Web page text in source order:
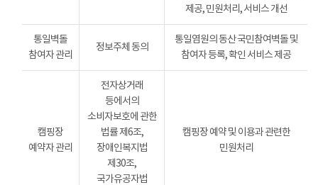
제공, 민원처리, 서비스 개선
통일벽돌
참여자 관리
정보주체 동의
통일염원의 동산 국민참여벽돌 및
참여자 등록, 확인 서비스 제공
캠핑장
예약자 관리
전자상거래
등에서의
소비자보호에 관한
법률 제6조,
장애인복지법
제30조,
국가유공자법
캠핑장 예약 및 이용과 관련한
민원처리